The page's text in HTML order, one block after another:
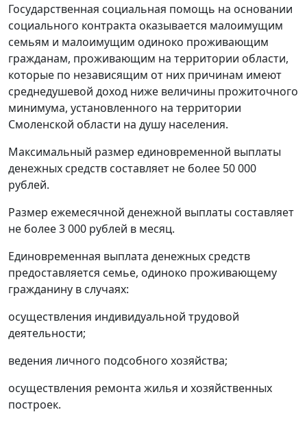
Государственная социальная помощь на основании
социального контракта оказывается малоимущим
семьям и малоимущим одиноко проживающим
гражданам, проживающим на территории области,
которые по независящим от них причинам имеют
среднедушевой доход ниже величины прожиточного
минимума, установленного на территории
Смоленской области на душу населения.
Максимальный размер единовременной выплаты
денежных средств составляет не более 50 000
рублей.
Размер ежемесячной денежной выплаты составляет
не более 3 000 рублей в месяц.
Единовременная выплата денежных средств
предоставляется семье, одиноко проживающему
гражданину в случаях:
осуществления индивидуальной трудовой
деятельности;
ведения личного подсобного хозяйства;
осуществления ремонта жилья и хозяйственных
построек.